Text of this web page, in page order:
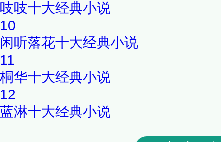
吱吱十大经典小说
10
闲听落花十大经典小说
11
桐华十大经典小说
12
蓝淋十大经典小说